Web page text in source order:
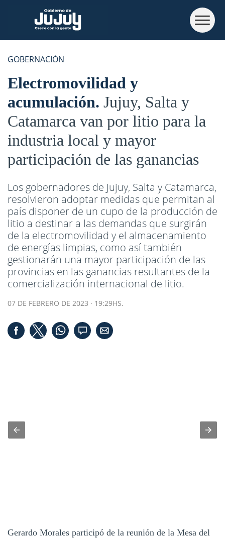
GOBERNACIÓN
Electromovilidad y
acumulación Jujuy, Salta y
Catamarca van por litio para la
industria local y mayor
participación de las ganancias
Los gobernadores de Jujuy, Salta y Catamarca,
resolvieron adoptar medidas que permitan al
país disponer de un cupo de la producción de
litio a destinar a las demandas que surgirán
de la electromovilidad y el almacenamiento
de energías limpias, como así también
gestionarán una mayor participación de las
provincias en las ganancias resultantes de la
comercialización internacional de litio.
07 DE FEBRERO DE 2023 · 19:29HS.
Gerardo Morales participó de la reunión de la Mesa del